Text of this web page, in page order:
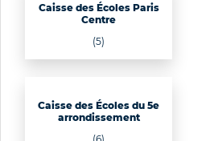
Caisse des Écoles Paris
Centre
(5)
Caisse des Écoles du 5e
arrondissement